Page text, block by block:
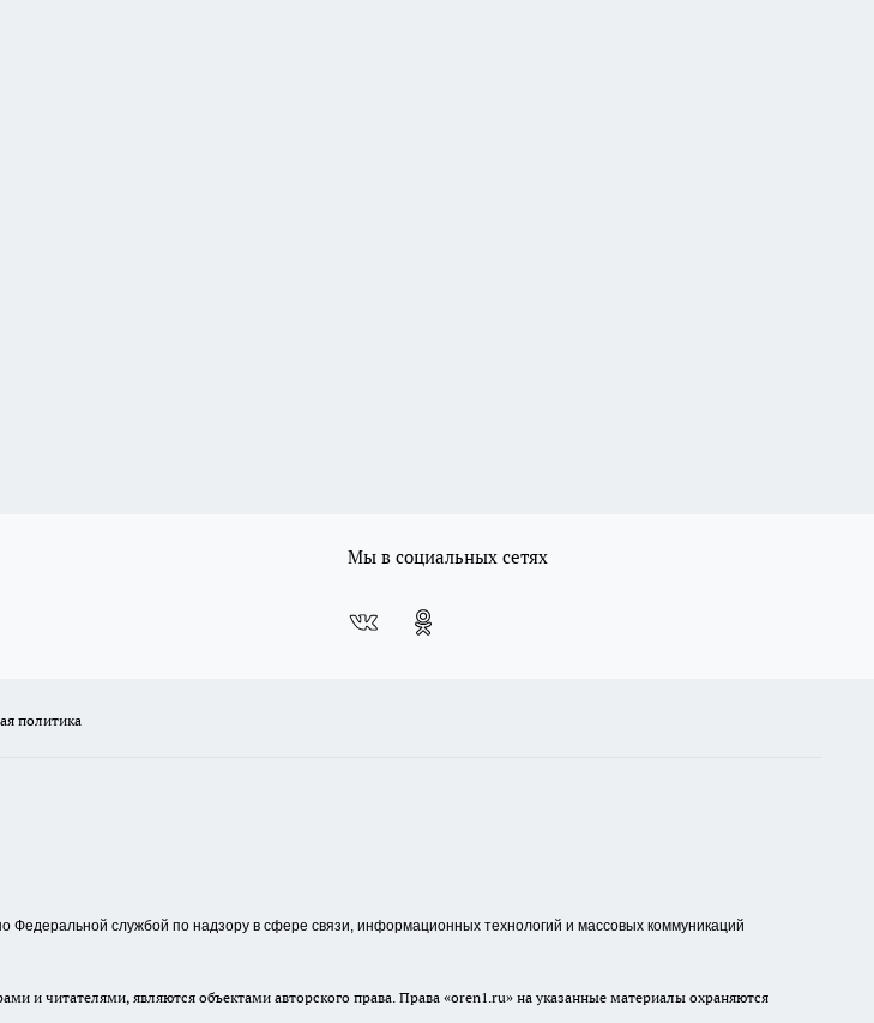
Мы в социальных сетях
политика
Федеральной службой по надзору в сфере связи, информационных технологий и массовых коммуникаций
читателями, являются объектами авторского права. Права «oren1.ru» на указанные материалы охраняются